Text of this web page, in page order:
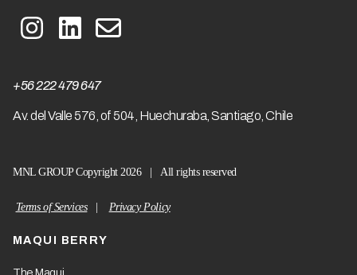
+56 222 479 647
Av. del Valle 576, of 504, Huechuraba, Santiago, Chile
MNL GROUP Copyright 2026 | All rights reserved
Terms of Services| Privacy Policy
MAQUI BERRY